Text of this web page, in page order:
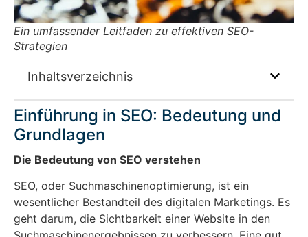
Ein umfassender Leitfaden zu effektiven SEO-
Strategien
Inhaltsverzeichnis
Einführung in SEO: Bedeutung und
Grundlagen
Die Bedeutung von SEO verstehen
SEO, oder Suchmaschinenoptimierung, ist ein
wesentlicher Bestandteil des digitalen Marketings. Es
geht darum, die Sichtbarkeit einer Website in den